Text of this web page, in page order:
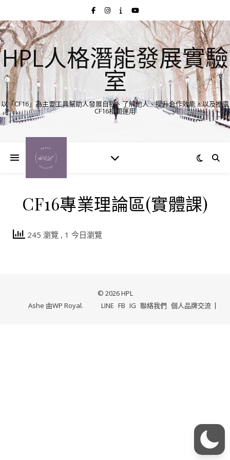
HPL人格潛能發展實驗
室
以「CF16」為主要工具幫助人發展自我、了解他人、提升合作效能，以及推廣
CF16相關運用
CF16專業理論區(實體課)
245 瀏覽 , 1 今日瀏覽
© 2026 HPL
LINE FB IG 聯絡我們 個人品牌交流
Ashe 由WP Royal.